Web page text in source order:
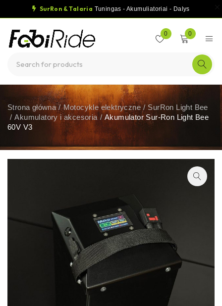
SurRon & Talaria Tuningas - Akumuliatoriai - Dalys
0 0
Strona główna / Motocykle elektryczne / SurRon Light Bee
/ Akumulatory i akcesoria / Akumulator Sur-Ron Light Bee
60V V3